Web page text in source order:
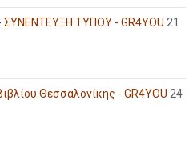
ΤΥΠΟΥ - GR4YOU 21
Θεσσαλονίκης - GR4YOU 24